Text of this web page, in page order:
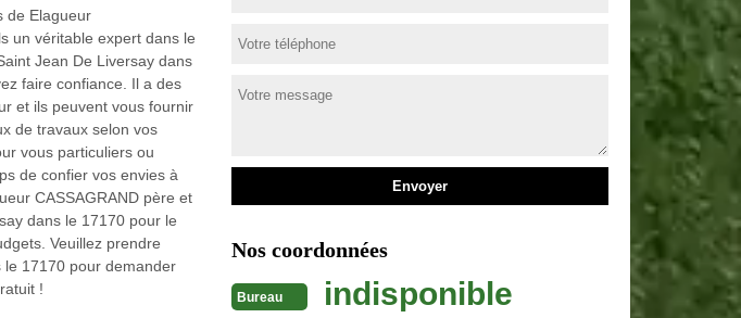
de Elagueur
un véritable expert dans le
Jean De Liversay dans
faire confiance. Il a des
et ils peuvent vous fournir
de travaux selon vos
vous particuliers ou
de confier vos envies à
CASSAGRAND père et
dans le 17170 pour le
Veuillez prendre
le 17170 pour demander
!
Nos coordonnées
Bureau indisponible